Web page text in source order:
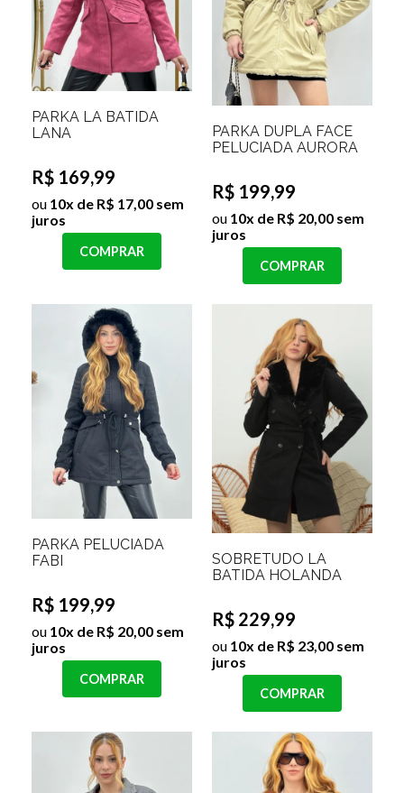
PARKA LÃ BATIDA
LANA
R$ 169,99
ou 10x de R$ 17,00 sem
juros
COMPRAR
PARKA DUPLA FACE
PELUCIADA AURORA
R$ 199,99
ou 10x de R$ 20,00 sem
juros
COMPRAR
PARKA PELUCIADA
FABI
R$ 199,99
ou 10x de R$ 20,00 sem
juros
COMPRAR
SOBRETUDO LÃ
BATIDA HOLANDA
R$ 229,99
ou 10x de R$ 23,00 sem
juros
COMPRAR